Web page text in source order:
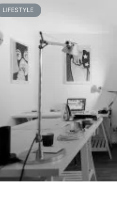
LIFESTYLE